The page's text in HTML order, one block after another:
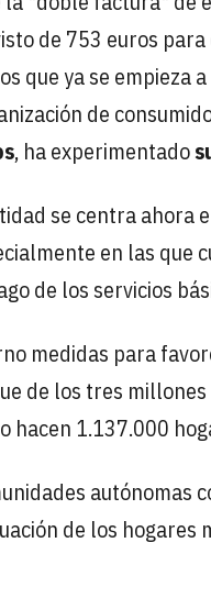
de 753 euros
que ya se
de
, ha experimentado
se centra ahora
en las que
de los servicios
medidas para
de los tres
hacen 1.137.000
de los hogares